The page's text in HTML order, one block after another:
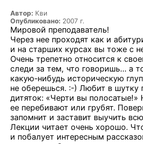
Автор: Кви
Опубликовано: 2007 г.
Мировой преподаватель!
Через нее проходят как и
и на старших курсах вы тоже с
Очень трепетно относится к
следи за тем, что говоришь… а
какую-нибудь историческую
не оберешься. :-) Любит в шутку
дитяток: «Черти вы полосатые!»
ее перебивают или грубят.
запомнит и заставит выучить
Лекции читает очень хорошо.
и побалует интересным